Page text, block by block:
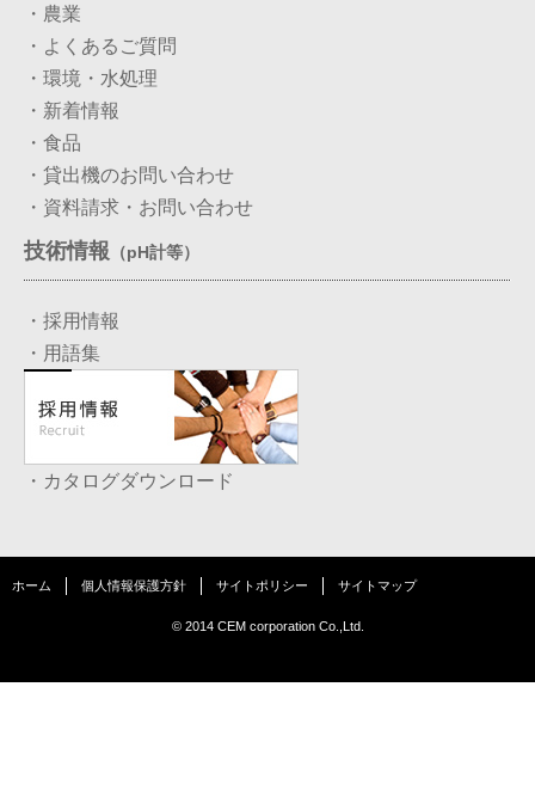
・農業
・よくあるご質問
・環境・水処理
・新着情報
・食品
・貸出機のお問い合わせ
・資料請求・お問い合わせ
技術情報 （pH計等）
・採用情報
・用語集
・カタログダウンロード
ホーム 個人情報保護方針 サイトポリシー サイトマップ
© 2014 CEM corporation Co.,Ltd.